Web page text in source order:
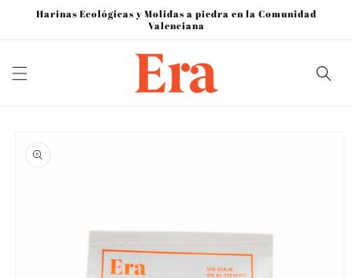
directamente
Harinas Ecológicas y Molidas a piedra en la Comunidad
Valenciana
a la
información